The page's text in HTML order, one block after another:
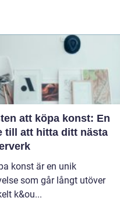
att köpa konst: En
till att hitta ditt nästa
konst är en unik
som går långt utöver
k&ou...